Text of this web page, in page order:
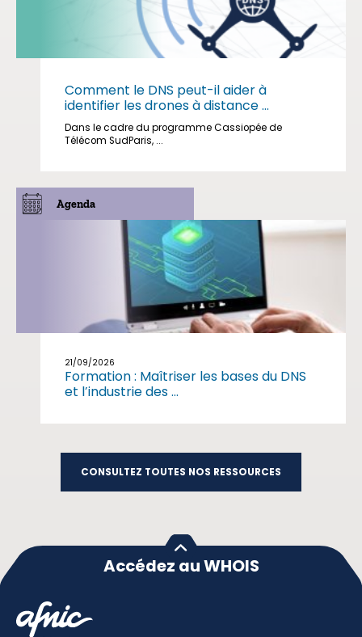
Comment le DNS peut-il aider à
identifier les drones à distance ...
Dans le cadre du programme Cassiopée de
Télécom SudParis, ...
Agenda
21/09/2026
Formation : Maîtriser les bases du DNS
et l’industrie des ...
CONSULTEZ TOUTES NOS RESSOURCES
Accédez au WHOIS